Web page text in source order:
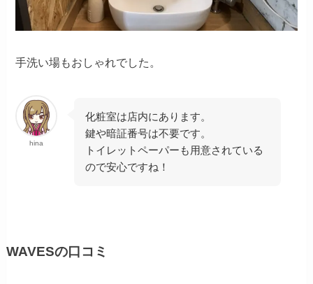
手洗い場もおしゃれでした。
hina
化粧室は店内にあります。
鍵や暗証番号は不要です。
トイレットペーパーも用意されている
ので安心ですね！
WAVESの口コミ